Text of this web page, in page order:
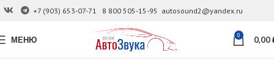
+7 (903) 653-07-71 8 800 505-15-95 autosound2@yandex.ru
МЕНЮ 0 0,00